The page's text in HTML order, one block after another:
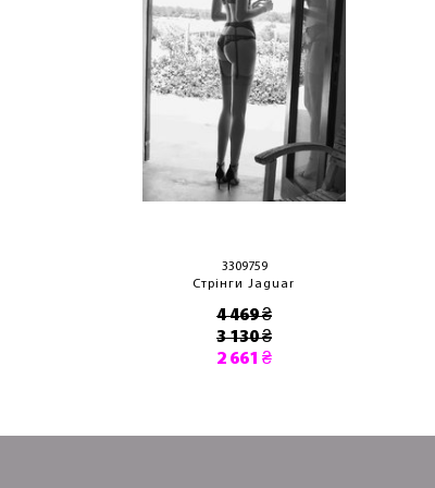
3309759
Стрінги Jaguar
4 469 ₴
3 130 ₴
2 661 ₴